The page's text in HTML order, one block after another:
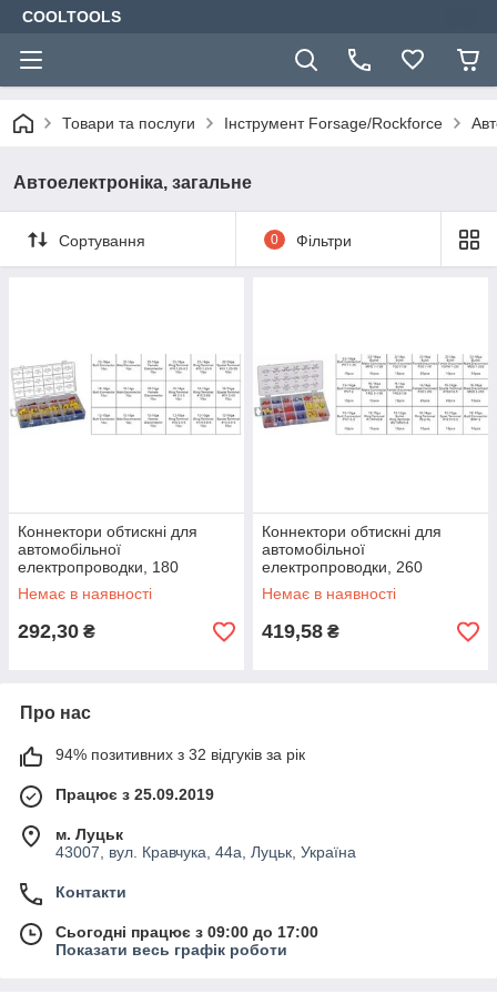
COOLTOOLS
Товари та послуги Інструмент Forsage/Rockforce
Автоелектроніка, загальне
Сортування 0 Фільтри
Коннектори обтискні для
автомобільної
електропроводки, 180
предметів Forsage F-795
Немає в наявності
292,30 ₴
Коннектори обтискні для
автомобільної
електропроводки, 260
предметів Forsage F-797
Немає в наявності
419,58 ₴
Про нас
94% позитивних з 32 відгуків за рік
Працює з 25.09.2019
м. Луцьк
43007, вул. Кравчука, 44а, Луцьк, Україна
Контакти
Сьогодні працює з 09:00 до 17:00
Показати весь графік роботи